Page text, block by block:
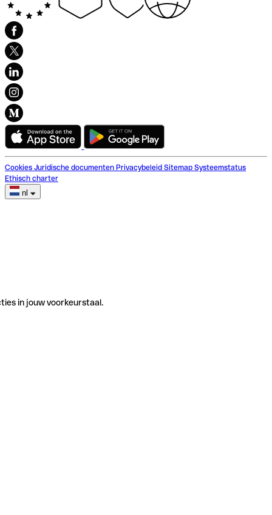
Cookies Juridische documenten Privacybeleid Sitemap Systeemstatus
Ethisch charter
nl
in jouw voorkeurstaal.